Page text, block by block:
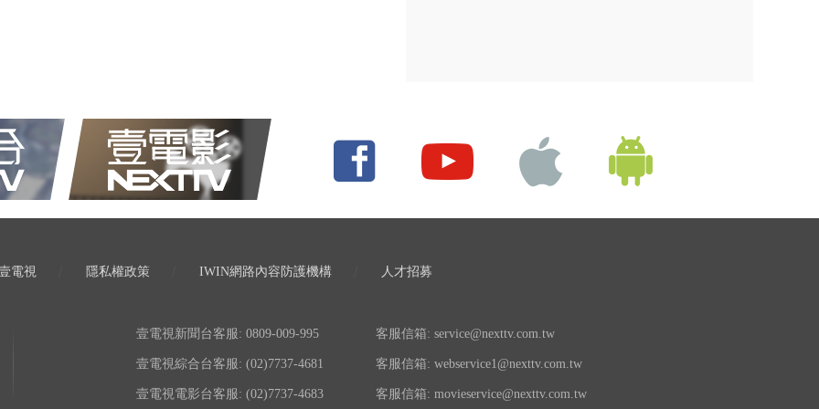
電視 隱私權政策 IWIN網路內容防護機構 人才招募
壹電視新聞台客服: 0809-009-995 客服信箱: service@nexttv.com.tw
壹電視綜合台客服: (02)7737-4681 客服信箱: webservice1@nexttv.com.tw
壹電視電影台客服: (02)7737-4683 客服信箱: movieservice@nexttv.com.tw